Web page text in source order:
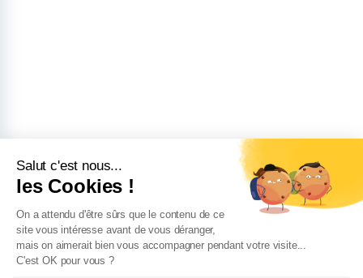
Salut c'est nous...
les Cookies !
On a attendu d'être sûrs que le contenu de ce
site vous intéresse avant de vous déranger,
mais on aimerait bien vous accompagner pendant votre visite...
C'est OK pour vous ?